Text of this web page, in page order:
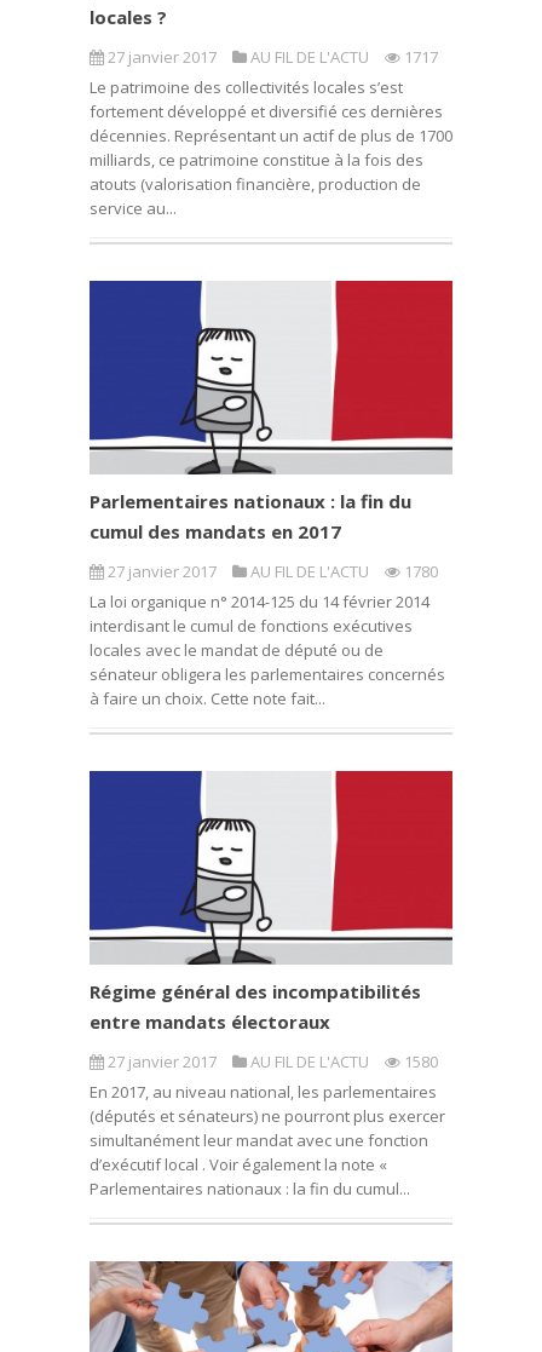
locales ?
27 janvier 2017 AU FIL DE L'ACTU
1717
Le patrimoine des collectivités locales s’est
fortement développé et diversifié ces dernières
décennies. Représentant un actif de plus de 1700
milliards, ce patrimoine constitue à la fois des
atouts (valorisation financière, production de
service au...
Parlementaires nationaux : la fin du
cumul des mandats en 2017
27 janvier 2017 AU FIL DE L'ACTU
1780
La loi organique n° 2014-125 du 14 février 2014
interdisant le cumul de fonctions exécutives
locales avec le mandat de député ou de
sénateur obligera les parlementaires concernés
à faire un choix. Cette note fait...
Régime général des incompatibilités
entre mandats électoraux
27 janvier 2017 AU FIL DE L'ACTU
1580
En 2017, au niveau national, les parlementaires
(députés et sénateurs) ne pourront plus exercer
simultanément leur mandat avec une fonction
d’exécutif local . Voir également la note «
Parlementaires nationaux : la fin du cumul...